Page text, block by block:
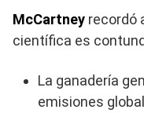
McCartney recordó
científica es
La ganadería
emisiones